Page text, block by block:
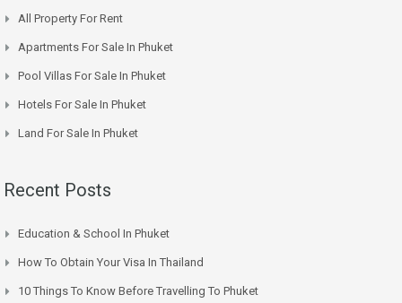
All Property For Rent
Apartments For Sale In Phuket
Pool Villas For Sale In Phuket
Hotels For Sale In Phuket
Land For Sale In Phuket
Recent Posts
Education & School In Phuket
How To Obtain Your Visa In Thailand
10 Things To Know Before Travelling To Phuket